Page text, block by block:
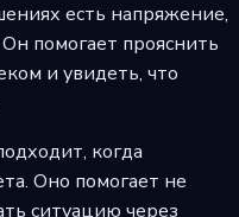
есть напряжение,
помогает прояснить
и увидеть, что
когда
Оно помогает не
ситуацию через